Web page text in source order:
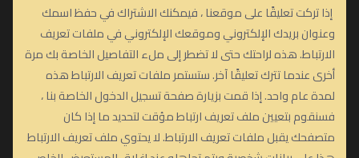
إذا تركت تعليقًا على موقعنا ، فيمكنك الاشتراك في حفظ اسمك
وعنوان بريدك الإلكتروني وموقعك الإلكتروني في ملفات تعريف
الارتباط. هذه لراحتك حتى لا تضطر إلى ملء التفاصيل الخاصة بك مرة
أخرى عندما تترك تعليقًا آخر. ستستمر ملفات تعريف الارتباط هذه
لمدة عام واحد. إذا قمت بزيارة صفحة تسجيل الدخول الخاصة بنا ،
فسنقوم بتعيين ملف تعريف ارتباط مؤقت لتحديد ما إذا كان
متصفحك يقبل ملفات تعريف الارتباط. لا يحتوي ملف تعريف الارتباط